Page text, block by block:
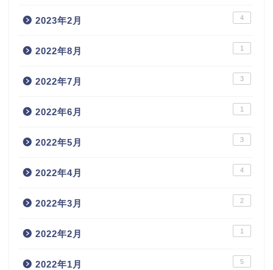
2023年2月 4
2022年8月 1
2022年7月 3
2022年6月 1
2022年5月 3
2022年4月 4
2022年3月 2
2022年2月 1
2022年1月 5